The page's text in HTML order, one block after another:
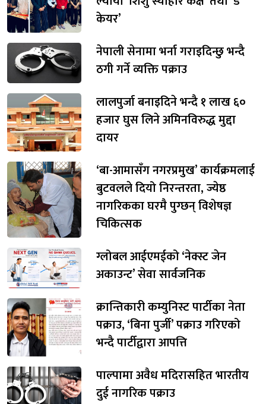
केयर’
नेपाली सेनामा भर्ना गराइदिन्छु भन्दै
ठगी गर्ने व्यक्ति पक्राउ
लालपुर्जा बनाइदिने भन्दै १ लाख ६०
हजार घुस लिने अमिनविरुद्ध मुद्दा
दायर
‘बा-आमासँग नगरप्रमुख’ कार्यक्रमलाई
बुटवलले दियो निरन्तरता, ज्येष्ठ
नागरिकका घरमै पुग्छन् विशेषज्ञ
चिकित्सक
ग्लोबल आईएमईको ‘नेक्स्ट जेन
अकाउन्ट’ सेवा सार्वजनिक
क्रान्तिकारी कम्युनिस्ट पार्टीका नेता
पक्राउ, ‘बिना पुर्जी’ पक्राउ गरिएको
भन्दै पार्टीद्वारा आपत्ति
पाल्पामा अवैध मदिरासहित भारतीय
दुई नागरिक पक्राउ